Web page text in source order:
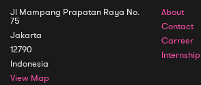
Jl Mampang Prapatan Raya No.
75
Jakarta
12790
Indonesia
View Map
About
Contact
Carreer
Internship